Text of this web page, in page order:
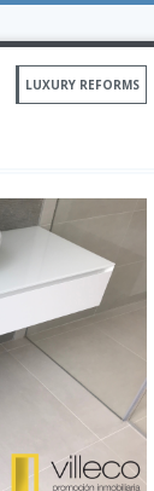
LUXURY REFORMS